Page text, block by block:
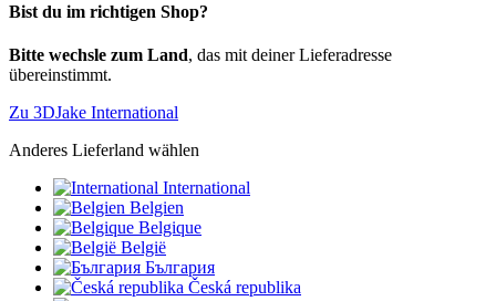
Bist du im richtigen Shop?
Bitte wechsle zum Land, das mit deiner Lieferadresse
übereinstimmt.
Zu 3DJake International
Anderes Lieferland wählen
International
Belgien
Belgique
België
България
Česká republika